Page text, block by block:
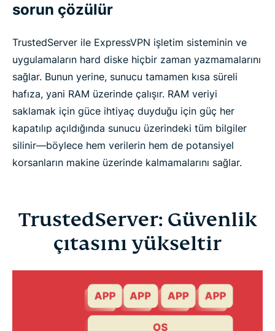
sorun çözülür
TrustedServer ile ExpressVPN işletim sisteminin ve
uygulamaların hard diske hiçbir zaman yazmamalarını
sağlar. Bunun yerine, sunucu tamamen kısa süreli
hafıza, yani RAM üzerinde çalışır. RAM veriyi
saklamak için güce ihtiyaç duyduğu için güç her
kapatılıp açıldığında sunucu üzerindeki tüm bilgiler
silinir—böylece hem verilerin hem de potansiyel
korsanların makine üzerinde kalmamalarını sağlar.
TrustedServer: Güvenlik
çıtasını yükseltir